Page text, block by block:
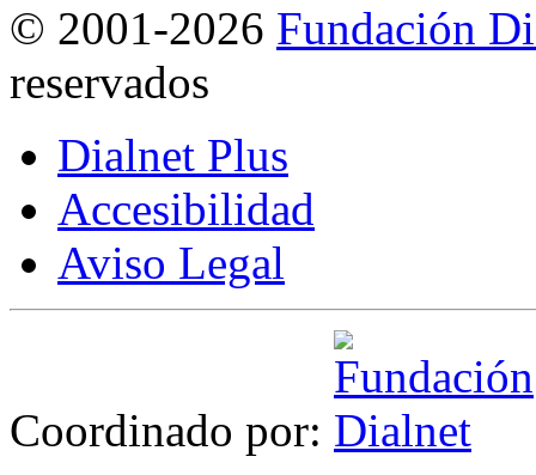
© 2001-2026 Fundación
reservados
Dialnet Plus
Accesibilidad
Aviso Legal
Coordinado por: